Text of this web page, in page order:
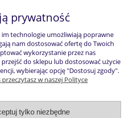
do koszyka
Pomoc
Moje konto
prywatność
technologie umożliwiają poprawne
nam dostosować ofertę do Twoich
wykorzystanie przez nas
do sklepu lub dostosować użycie
wybierając opcję "Dostosuj zgody".
w naszej Polityce
tylko niezbędne